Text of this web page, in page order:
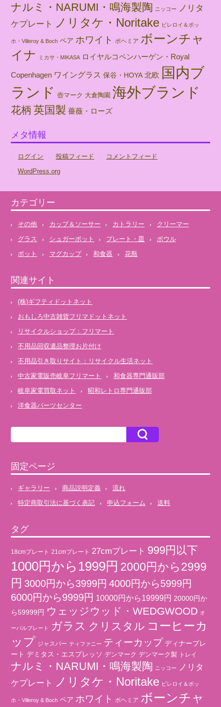
ナルミ・NARUMI・鳴海製陶 ニッコー
ノリタ
ケプレート
ノリタケ・Noritake ビレロイ＆ボッ
ホ・Villeroy & Boch ペア ホワイト ボヘミア ボーンチャ
イナ
ミカサ・MIKASA ロイヤルコペンハーゲン・Royal
Copenhagen ワイングラス 保谷・HOYA 北欧 国内ブ
ランド 壺マーク 大倉陶園 海外ブランド
花柄 英国製 薔薇・ローズ
メタ情報
ログイン 投稿フィード
コメントフィード
WordPress.org
カテゴリー
その他 カップ＆ソーサー カトラリー
クリーマー
グラス
シュガーポット プレート・皿
ボウル
ポット
マグカップ 和食器 花瓶
関連サイト
(株)ギフティドットネット
おもしろ中古雑貨フリマドットネット
リサイクルショップ：フリマート
不用品回収遺品整理お片付け
不用品引き取りサイト：リサイクル生活ネット
中古家電販売岐阜フリマート
和食器専門通販部
岐阜家電買取ネット
昭和レトロ専門通販部
洋食器パーツセンター
固定ページ
ギャラリー 商品説明定義
流れ
特定商取引法に基づく表記
申込フォーム 送料
タグ
18cmプレート 21cmプレート 27cmプレート 999円以下
1000円から1999円 2000円から2999
円 3000円から3999円 4000円から5999円
6000円から9999円 10000円から19999円 20000円か
ら59999円 ウェッジウッド・WEDGWOOD オ
ーバルプレート ガラス クリスタル コーヒーカ
ップ ジャスパー ティファニー ティーカップ ディナープレ
ート デミタス・エスプレッソ デンマーク デンマーク製 トレイ
ナルミ・NARUMI・鳴海製陶 ニッコー
ノリタ
ケプレート
ノリタケ・Noritake ビレロイ＆ボッ
ホ・Villeroy & Boch ペア ホワイト ボヘミア ボーンチャ